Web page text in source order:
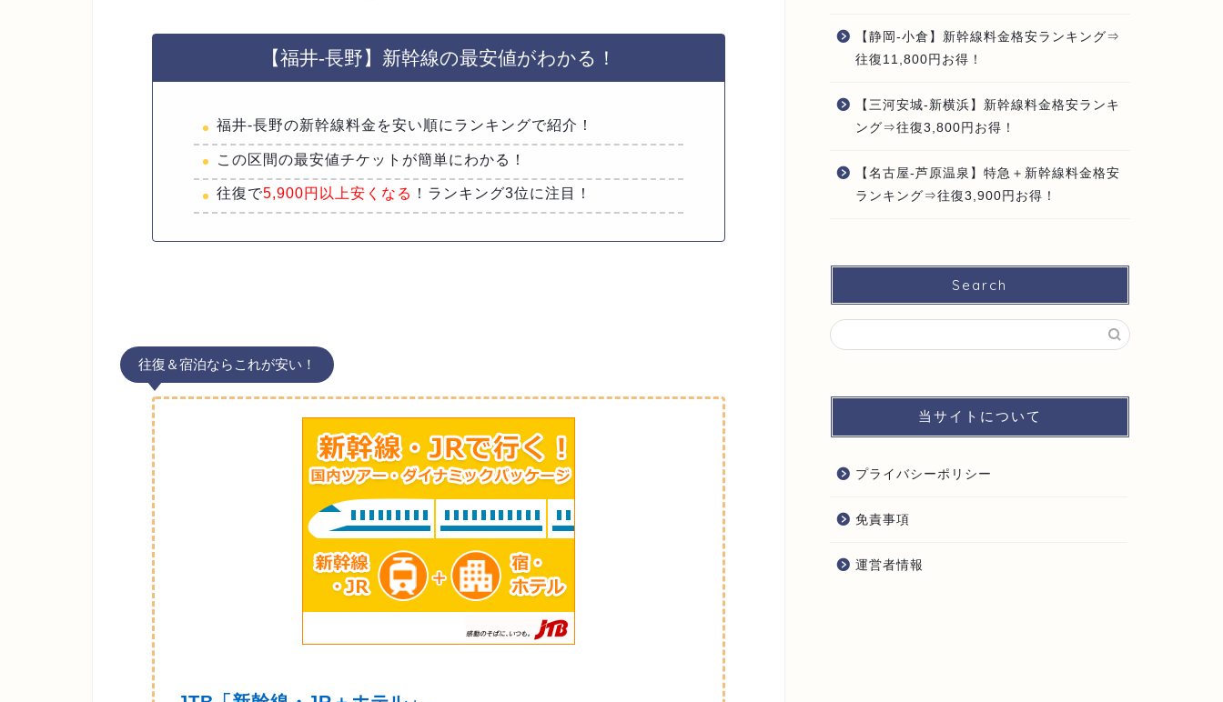
【福井-長野】新幹線の最安値がわかる！
福井-長野の新幹線料金を安い順にランキングで紹介！
この区間の最安値チケットが簡単にわかる！
往復で5,900円以上安くなる ！ランキング3位に注目！
往復＆宿泊ならこれが安い！
【静岡-小倉】新幹線料金格安ランキング⇒
往復11,800円お得！
【三河安城-新横浜】新幹線料金格安ランキ
ング⇒往復3,800円お得！
【名古屋-芦原温泉】特急＋新幹線料金格安
ランキング⇒往復3,900円お得！
Search
当サイトについて
プライバシーポリシー
免責事項
運営者情報